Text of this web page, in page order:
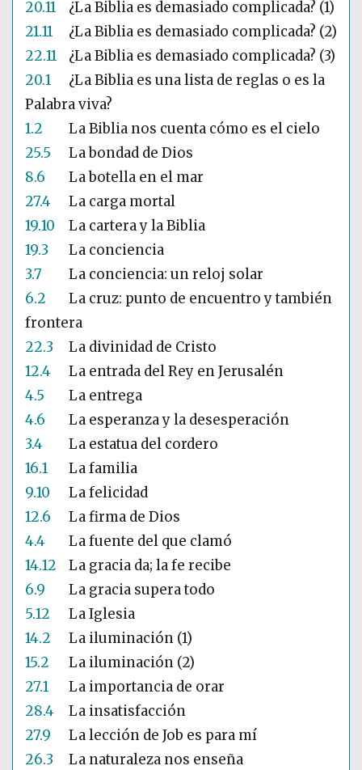
20.11
¿La Biblia es demasiado complicada? (1)
21.11
¿La Biblia es demasiado complicada? (2)
22.11
¿La Biblia es demasiado complicada? (3)
20.1
¿La Biblia es una lista de reglas o es la
Palabra viva?
1.2
La Biblia nos cuenta cómo es el cielo
25.5
La bondad de Dios
8.6
La botella en el mar
27.4
La carga mortal
19.10
La cartera y la Biblia
19.3
La conciencia
3.7
La conciencia: un reloj solar
6.2
La cruz: punto de encuentro y también
frontera
22.3
La divinidad de Cristo
12.4
La entrada del Rey en Jerusalén
4.5
La entrega
4.6
La esperanza y la desesperación
3.4
La estatua del cordero
16.1
La familia
9.10
La felicidad
12.6
La firma de Dios
4.4
La fuente del que clamó
14.12
La gracia da; la fe recibe
6.9
La gracia supera todo
5.12
La Iglesia
14.2
La iluminación (1)
15.2
La iluminación (2)
27.1
La importancia de orar
28.4
La insatisfacción
27.9
La lección de Job es para mí
26.3
La naturaleza nos enseña